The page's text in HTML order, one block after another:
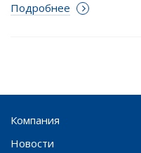
Подробнее
Компания
Новости